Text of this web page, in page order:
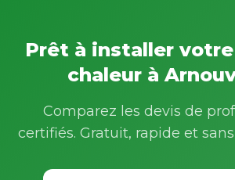
Prêt à installer
chaleur à
Comparez les devis de
certifiés. Gratuit, rapide et